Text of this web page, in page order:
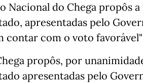
Nacional do Chega propôs
apresentadas pelo
contar com o voto
propôs, por
apresentadas pelo